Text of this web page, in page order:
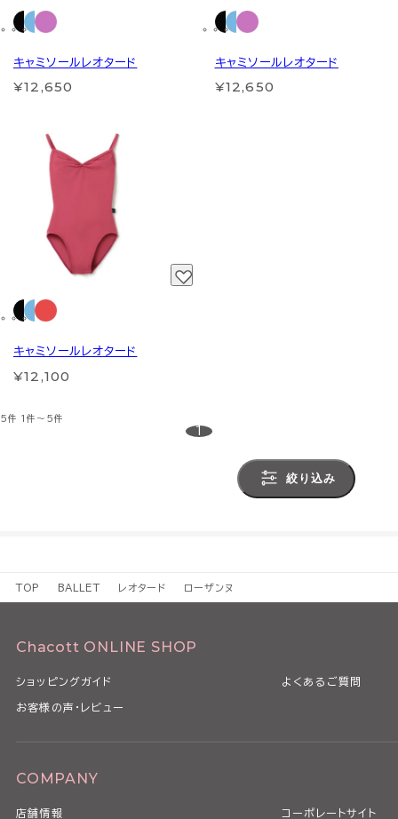
キャミソールレオタード
¥12,650
キャミソールレオタード
¥12,650
キャミソールレオタード
¥12,100
5件 1件～5件
1
絞り込み
TOP BALLET レオタード ローザンヌ
Chacott ONLINE SHOP
ショッピングガイド よくあるご質問
お客様の声・レビュー
COMPANY
店舗情報 コーポレートサイト